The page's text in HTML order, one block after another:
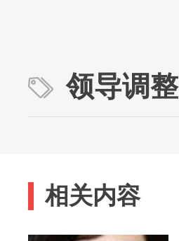
领导调整
相关内容